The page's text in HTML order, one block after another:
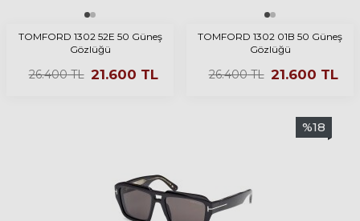
TOMFORD 1302 52E 50 Güneş
Gözlüğü
26.400TL 21.600 TL
TOMFORD 1302 01B 50 Güneş
Gözlüğü
26.400TL 21.600 TL
%18